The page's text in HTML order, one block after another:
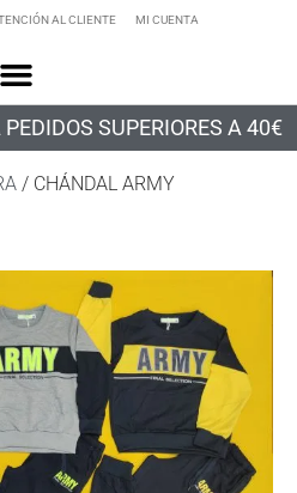
AL CLIENTE MI CUENTA
SUPERIORES A 40€
/ CHÁNDAL ARMY